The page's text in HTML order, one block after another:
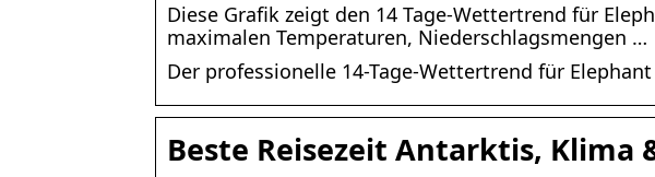
Diese Grafik zeigt den 14 Tage-Wettertrend für
maximalen Temperaturen, Niederschlagsmengen …
Der professionelle 14-Tage-Wettertrend für
Beste Reisezeit Antarktis, Klima